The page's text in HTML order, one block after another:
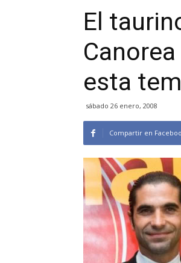
El
esta
sábado 26 enero, 2008
Compartir en